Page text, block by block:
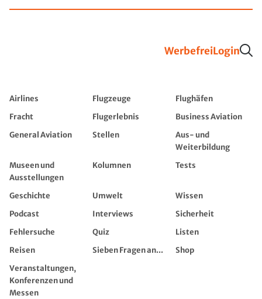
WerbefreiLogin
Airlines Flugzeuge
Flughäfen
Fracht
Flugerlebnis
Business Aviation
General Aviation
Stellen
Aus- und
Weiterbildung
Museen und
Ausstellungen
Kolumnen Tests
Geschichte Umwelt
Wissen
Podcast
Interviews
Sicherheit
Fehlersuche
Quiz
Listen
Reisen
Sieben Fragen an...
Shop
Veranstaltungen,
Konferenzen und
Messen